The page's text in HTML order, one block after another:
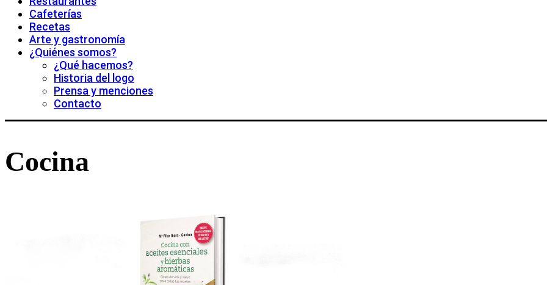
Cafeterías
Recetas
Arte y gastronomía
¿Quiénes somos?
¿Qué hacemos?
Historia del logo
Prensa y menciones
Contacto
Cocina